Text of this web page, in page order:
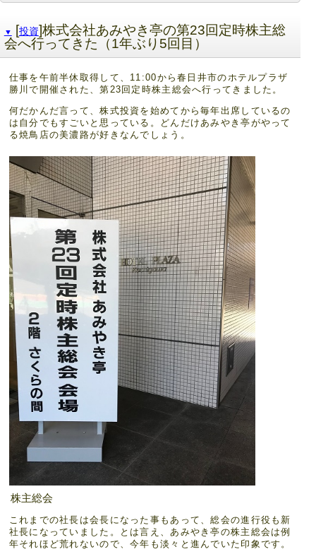
▼ [投資]株式会社あみやき亭の第23回定時株主総
会へ行ってきた（1年ぶり5回目）
仕事を午前半休取得して、11:00から春日井市のホテルプラザ
勝川で開催された、第23回定時株主総会へ行ってきました。
何だかんだ言って、株式投資を始めてから毎年出席しているの
は自分でもすごいと思っている。どんだけあみやき亭がやって
る焼鳥店の美濃路が好きなんでしょう。
株主総会
これまでの社長は会長になった事もあって、総会の進行役も新
社長になっていました。とは言え、あみやき亭の株主総会は例
年それほど荒れないので、今年も淡々と進んでいた印象です。